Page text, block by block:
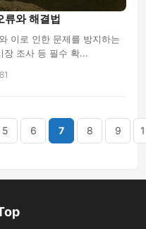
류와 해결법
이로 인한 문제를 방지하는
장 조사 등 필수 확...
5 6 7 8 9